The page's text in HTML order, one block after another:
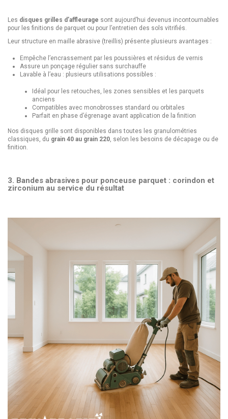
Les disques grilles d’affleurage sont aujourd’hui devenus incontournables
pour les finitions de parquet ou pour l’entretien des sols vitrifiés.
Leur structure en maille abrasive (treillis) présente plusieurs avantages :
Empêche l’encrassement par les poussières et résidus de vernis
Assure un ponçage régulier sans surchauffe
Lavable à l’eau : plusieurs utilisations possibles :
Idéal pour les retouches, les zones sensibles et les parquets
anciens
Compatibles avec monobrosses standard ou orbitales
Parfait en phase d’égrenage avant application de la finition
Nos disques grille sont disponibles dans toutes les granulométries
classiques, du grain 40 au grain 220, selon les besoins de décapage ou de
finition.
3. Bandes abrasives pour ponceuse parquet : corindon et
zirconium au service du résultat